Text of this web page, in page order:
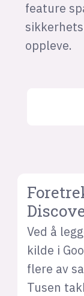
feature
oppleve.
Ved å
kilde i
flere av
Tusen